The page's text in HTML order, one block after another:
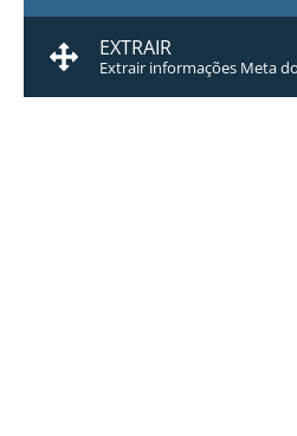
EXTRAIR
Extrair informações Meta